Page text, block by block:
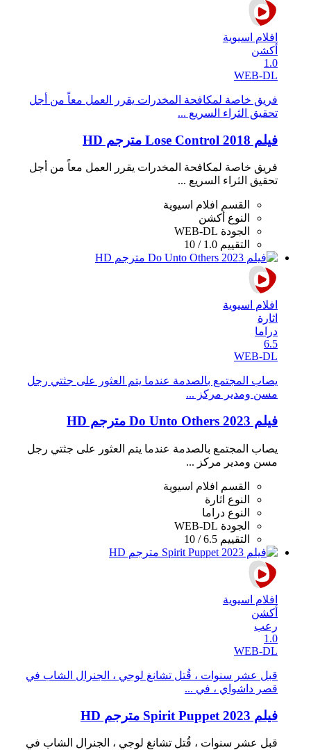
افلام اسيوية
أكشن
1.0
WEB-DL
فريق خاصة لمكافحة المخدرات يقرر العمل معاً من أجل
تحقيق الثراء السريع ...
فيلم Lose Control 2018 مترجم HD
فريق خاصة لمكافحة المخدرات يقرر العمل معاً من أجل
تحقيق الثراء السريع ...
القسم
افلام اسيوية
النوع أكشن
الجودة WEB-DL
التقييم 1.0 / 10
افلام اسيوية
اثارة
دراما
6.5
WEB-DL
يصاب المجتمع بالصدمة عندما يتم العثور على جثتي رجل
مسن ومدير مركز ...
فيلم Do Unto Others 2023 مترجم HD
يصاب المجتمع بالصدمة عندما يتم العثور على جثتي رجل
مسن ومدير مركز ...
القسم
افلام اسيوية
النوع اثارة
النوع دراما
الجودة WEB-DL
التقييم 6.5 / 10
افلام اسيوية
أكشن
رعب
1.0
WEB-DL
قبل عشر سنوات ، قُتل تشانغ لوجي ، الجنرال الشاب في
قصر داشواي ، في ...
فيلم Spirit Puppet 2023 مترجم HD
قبل عشر سنوات ، قُتل تشانغ لوجي ، الجنرال الشاب في